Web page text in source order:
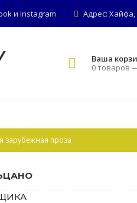
и Instagram Адрес: Хайфа,
Ваша
0 товаров
зарубежная проза